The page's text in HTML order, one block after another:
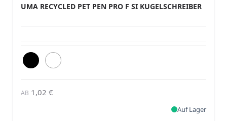
UMA RECYCLED PET PEN PRO F SI KUGELSCHREIBER
AB 1,02 €
Auf Lager